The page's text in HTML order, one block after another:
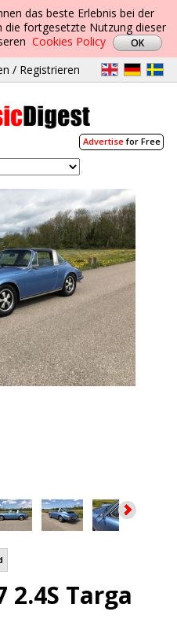
das beste Erlebnis bei der
die fortgesetzte Nutzung dieser
Cookies Policy
/ Registrieren
Advertisefor Free
2.4S Targa